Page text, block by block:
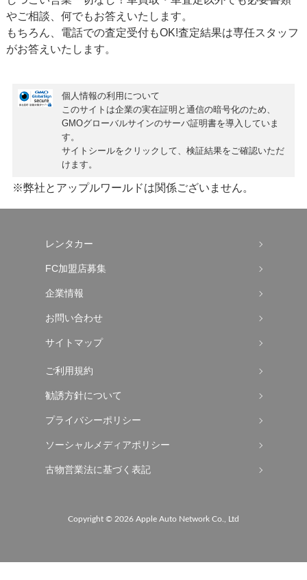
やご相談、何でもお答えいたします。
もちろん、 電話での査定受付もOK!査定結果は専任スタッフ
がお答えいたします。
個人情報の利用について
このサイトは企業の実在証明と通信の暗号化のため、
GMOグローバルサインのサーバ証明書を導入していま
す。
サイトシールをクリックして、検証結果をご確認いただ
けます。
※弊社とアップルワールドは関係ございません。
レンタカー
FC加盟店募集
企業情報
お問い合わせ
サイトマップ
ご利用規約
勧誘方針について
プライバシーポリシー
ソーシャルメディアポリシー
古物営業法に基づく表記
Copyright © 2026 Apple Auto Network Co., Ltd